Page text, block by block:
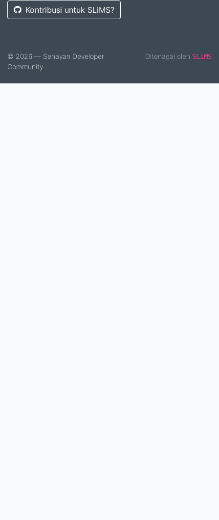
Kontribusi untuk SLiMS?
© 2026 — Senayan Developer
Community
Ditenagai oleh SLiMS